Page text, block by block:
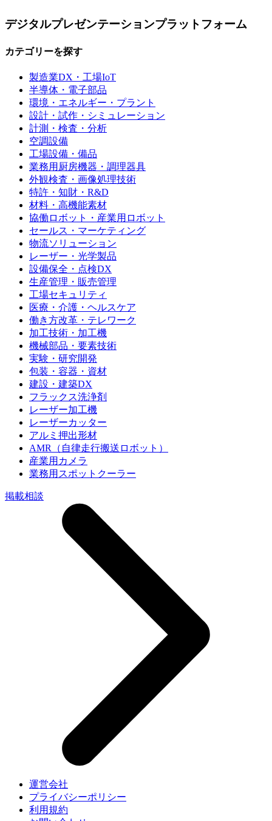
デジタルプレゼンテーションプラットフォーム
カテゴリーを探す
製造業DX・工場IoT
半導体・電子部品
環境・エネルギー・プラント
設計・試作・シミュレーション
計測・検査・分析
空調設備
工場設備・備品
業務用厨房機器・調理器具
外観検査・画像処理技術
特許・知財・R&D
材料・高機能素材
協働ロボット・産業用ロボット
セールス・マーケティング
物流ソリューション
レーザー・光学製品
設備保全・点検DX
生産管理・販売管理
工場セキュリティ
医療・介護・ヘルスケア
働き方改革・テレワーク
加工技術・加工機
機械部品・要素技術
実験・研究開発
包装・容器・資材
建設・建築DX
フラックス洗浄剤
レーザー加工機
レーザーカッター
アルミ押出形材
AMR（自律走行搬送ロボット）
産業用カメラ
業務用スポットクーラー
掲載相談
運営会社
プライバシーポリシー
利用規約